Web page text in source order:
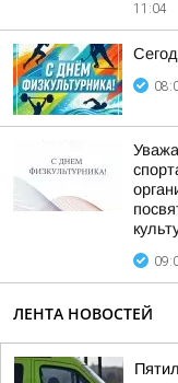
11:04
ЛЕНТА НОВОСТЕЙ